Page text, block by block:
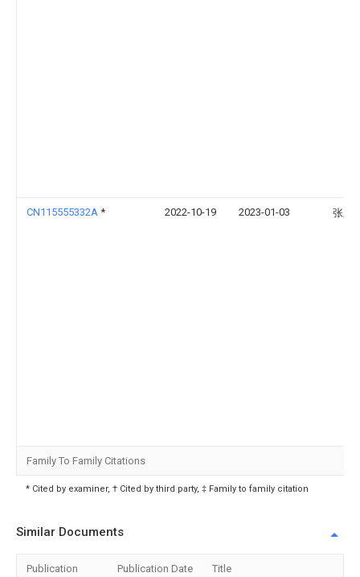
CN115555332A * 2022-10-19 2023-01-03 张庆
Family To Family Citations
* Cited by examiner, † Cited by third party, ‡ Family to family citation
Similar Documents
Publication Publication Date Title